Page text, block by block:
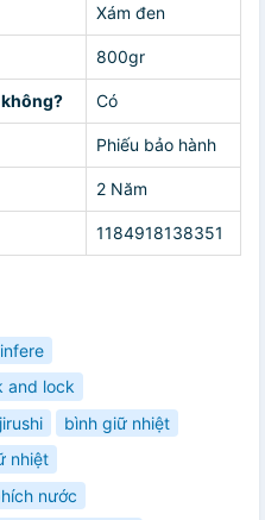
Xám đen
800gr
Có
Phiếu bảo hành
2 Năm
1184918138351
and lock
bình giữ nhiệt
nhiệt
nước